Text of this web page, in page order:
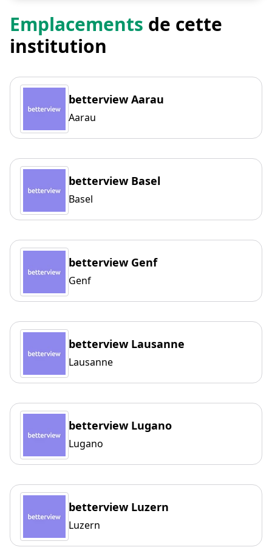
Emplacements de cette
institution
betterview Aarau
Aarau
betterview Basel
Basel
betterview Genf
Genf
betterview Lausanne
Lausanne
betterview Lugano
Lugano
betterview Luzern
Luzern